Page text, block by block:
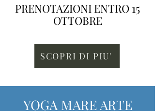
PRENOTAZIONI ENTRO 15
OTTOBRE
SCOPRI DI PIU'
YOGA MARE ARTE